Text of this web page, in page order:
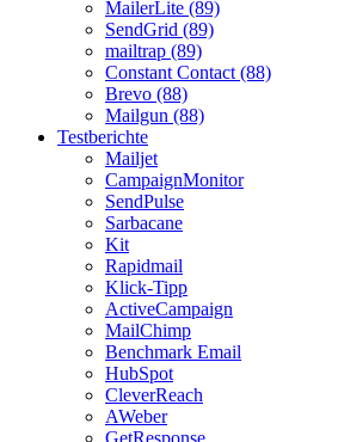
MailerLite (89)
SendGrid (89)
mailtrap (89)
Constant Contact (88)
Brevo (88)
Mailgun (88)
Testberichte
Mailjet
CampaignMonitor
SendPulse
Sarbacane
Kit
Rapidmail
Klick-Tipp
ActiveCampaign
MailChimp
Benchmark Email
HubSpot
CleverReach
AWeber
GetResponse